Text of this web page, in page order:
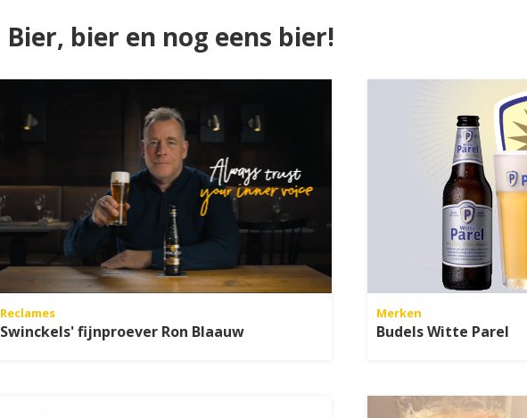
Bier, bier en nog eens bier!
Reclames
Swinckels' fijnproever Ron Blaauw
Merken
Budels Witte Parel